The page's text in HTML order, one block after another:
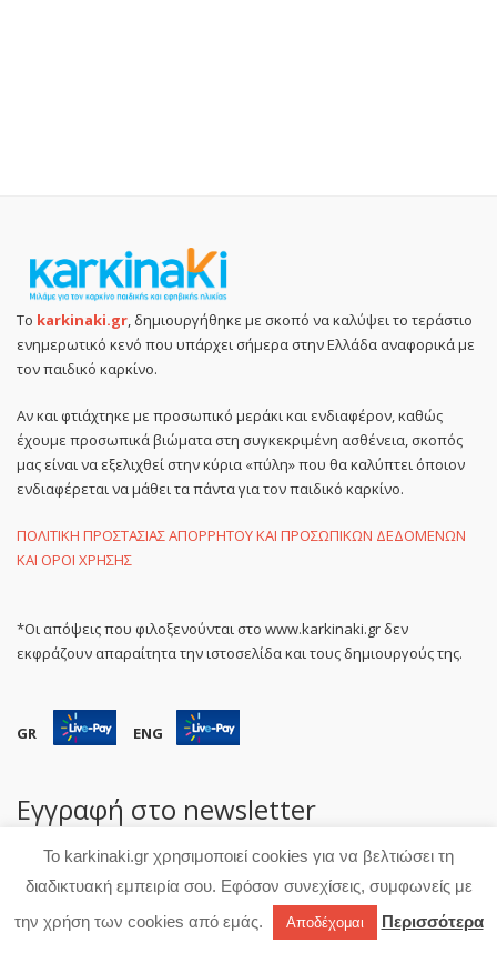
Το karkinaki.gr , δημιουργήθηκε με σκοπό να καλύψει το τεράστιο
ενημερωτικό κενό που υπάρχει σήμερα στην Ελλάδα αναφορικά με
τον παιδικό καρκίνο.
Αν και φτιάχτηκε με προσωπικό μεράκι και ενδιαφέρον, καθώς
έχουμε προσωπικά βιώματα στη συγκεκριμένη ασθένεια, σκοπός
μας είναι να εξελιχθεί στην κύρια «πύλη» που θα καλύπτει όποιον
ενδιαφέρεται να μάθει τα πάντα για τον παιδικό καρκίνο.
ΠΟΛΙΤΙΚΗ ΠΡΟΣΤΑΣΙΑΣ ΑΠΟΡΡΗΤΟΥ ΚΑΙ ΠΡΟΣΩΠΙΚΩΝ ΔΕΔΟΜΕΝΩΝ
ΚΑΙ ΟΡΟΙ ΧΡΗΣΗΣ
*Οι απόψεις που φιλοξενούνται στο www.karkinaki.gr δεν
εκφράζουν απαραίτητα την ιστοσελίδα και τους δημιουργούς της.
GR ENG
Εγγραφή στο newsletter
Το karkinaki.gr χρησιμοποιεί cookies για να βελτιώσει τη
διαδικτυακή εμπειρία σου. Εφόσον συνεχίσεις, συμφωνείς με
την χρήση των cookies από εμάς.
Αποδέχομαι Περισσότερα